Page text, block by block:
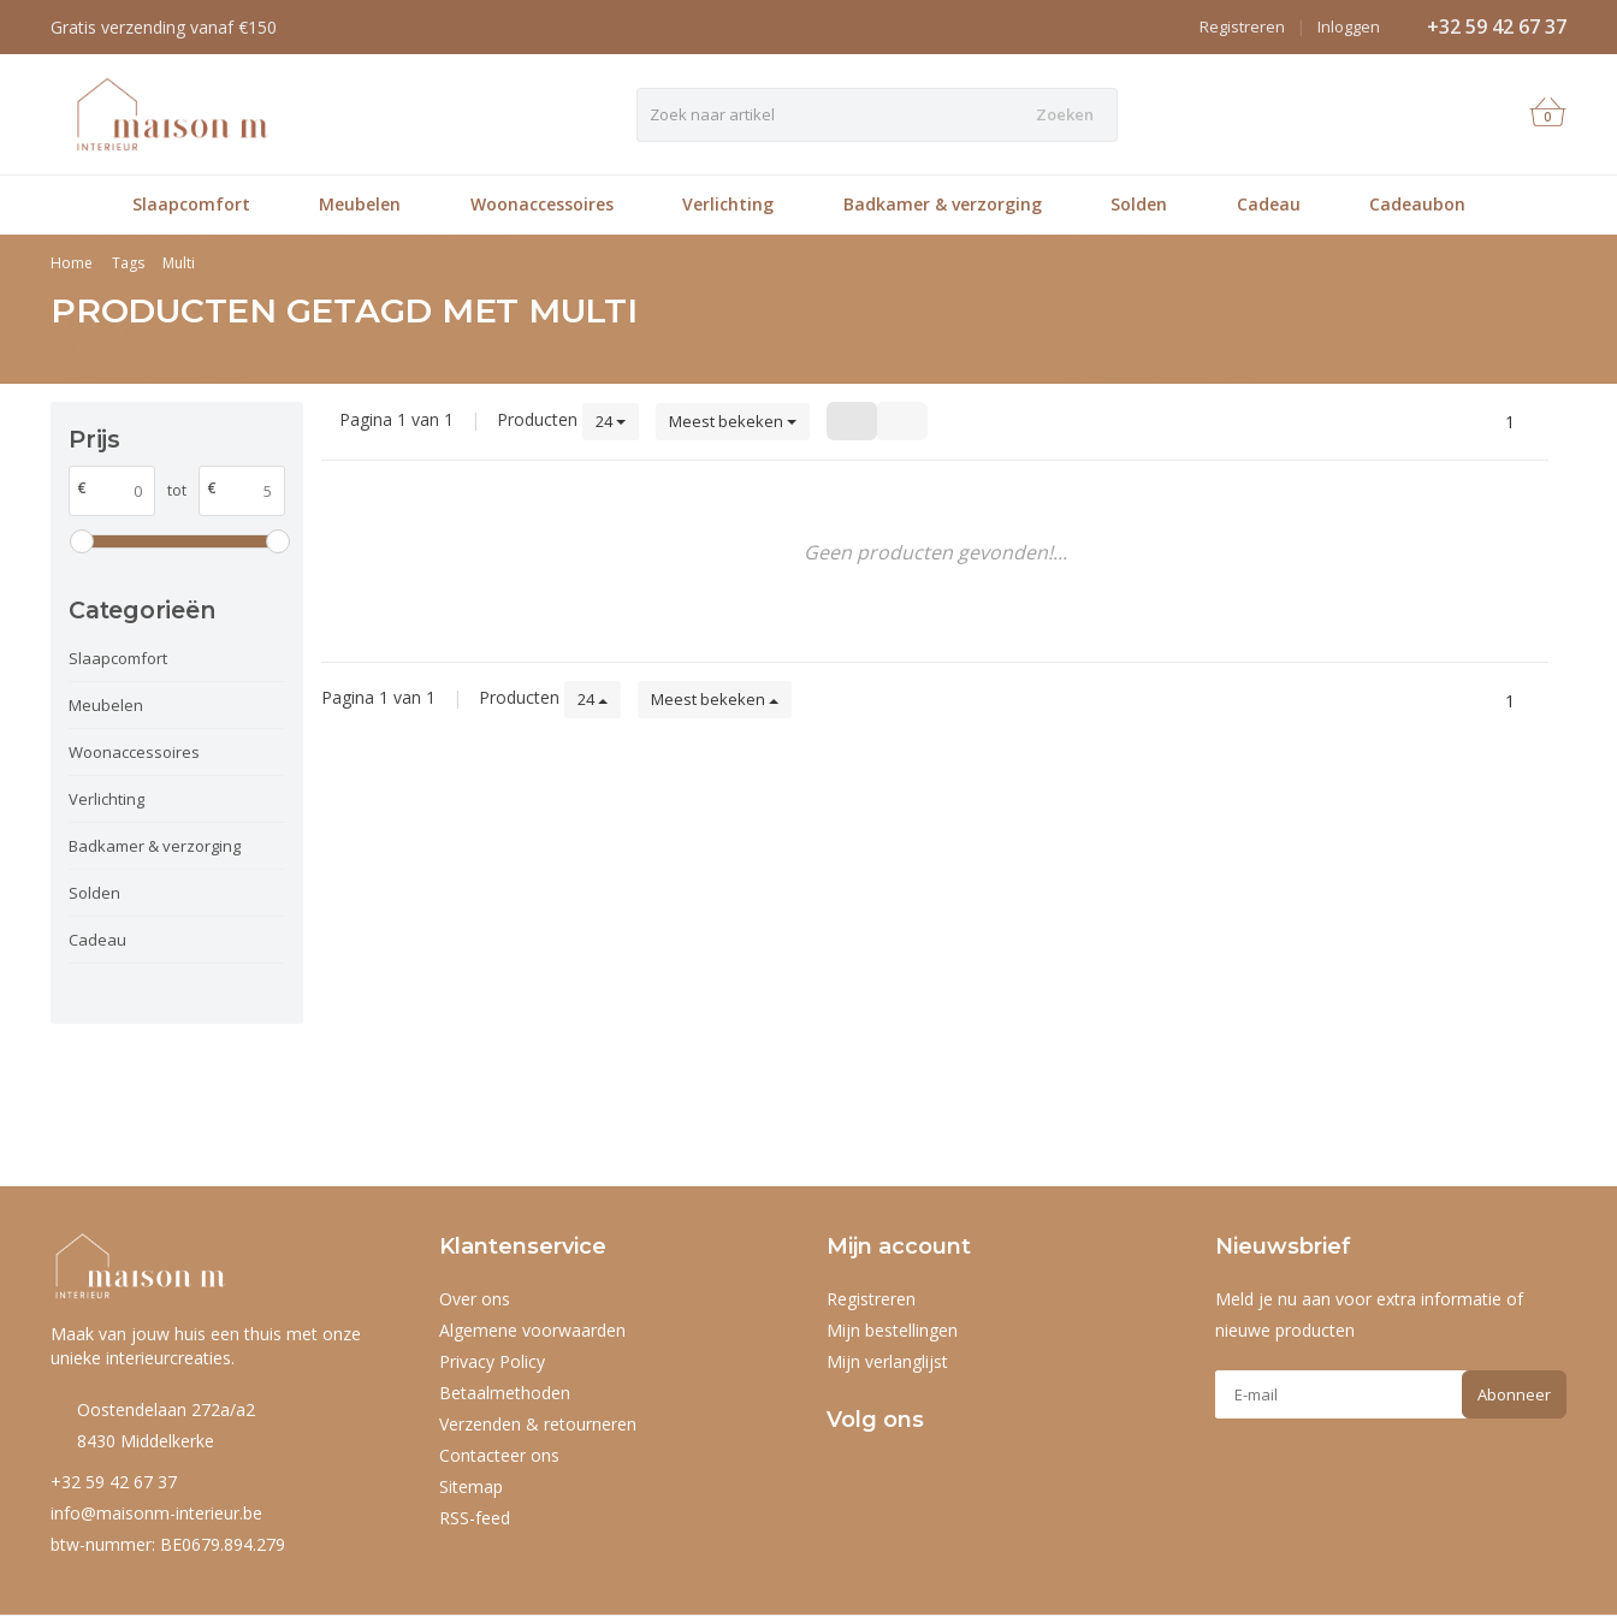
Gratis verzending vanaf €150 +32 59 42 67 37
Inloggen
|
Registreren
Zoeken 0
Slaapcomfort Meubelen Woonaccessoires Verlichting Badkamer & verzorging Solden Cadeau Cadeaubon
Home Tags Multi
PRODUCTEN GETAGD MET MULTI
Prijs
€ tot €
Categorieën
Slaapcomfort
Meubelen
Woonaccessoires
Verlichting
Badkamer & verzorging
Solden
Cadeau
Pagina 1 van 1 | Producten 24 Meest bekeken 1
Geen producten gevonden!...
Pagina 1 van 1 | Producten 24 Meest bekeken 1
Maak van jouw huis een thuis met onze
unieke interieurcreaties.
Oostendelaan 272a/a2
8430 Middelkerke
+32 59 42 67 37
info@maisonm-interieur.be
btw-nummer: BE0679.894.279
Klantenservice
Over ons
Algemene voorwaarden
Privacy Policy
Betaalmethoden
Verzenden & retourneren
Contacteer ons
Sitemap
RSS-feed
Mijn account
Registreren
Mijn bestellingen
Mijn verlanglijst
Volg ons
Nieuwsbrief
Meld je nu aan voor extra informatie of
nieuwe producten
Abonneer